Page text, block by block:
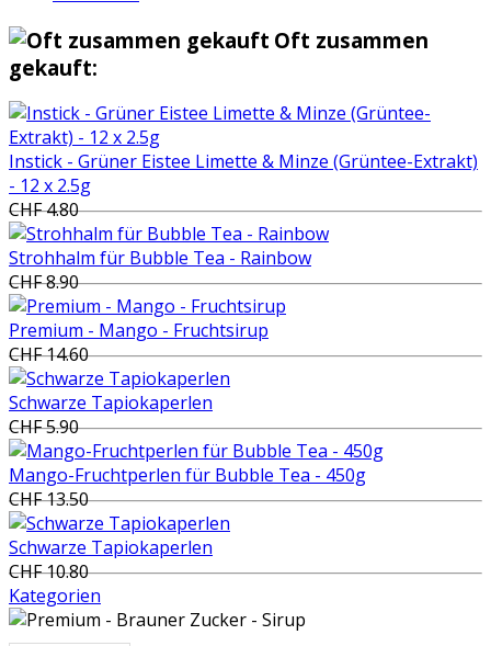
Oft zusammen
gekauft:
Instick - Grüner Eistee Limette & Minze (Grüntee-Extrakt)
- 12 x 2.5g
CHF 4.80
Strohhalm für Bubble Tea - Rainbow
CHF 8.90
Premium - Mango - Fruchtsirup
CHF 14.60
Schwarze Tapiokaperlen
CHF 5.90
Mango-Fruchtperlen für Bubble Tea - 450g
CHF 13.50
Schwarze Tapiokaperlen
CHF 10.80
Kategorien